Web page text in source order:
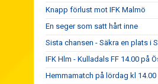
Knapp förlust mot IFK Malmö
En seger som satt hårt inne
Sista chansen - Säkra en plats i
IFK Hlm - Kulladals FF 14.00 på
Hemmamatch på lördag kl 14.00